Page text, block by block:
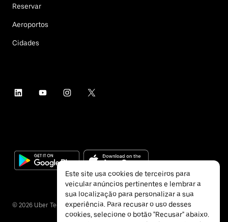
Reservar
Aeroportos
Cidades
© 2026 Uber Technologies Inc.
Este site usa cookies de terceiros para
veicular anúncios pertinentes e lembrar a
sua localização para personalizar a sua
experiência. Para recusar o uso desses
cookies, selecione o botão "Recusar" abaixo.